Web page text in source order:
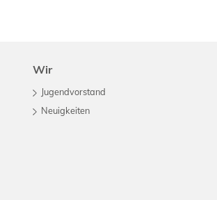
Wir
Jugendvorstand
Neuigkeiten